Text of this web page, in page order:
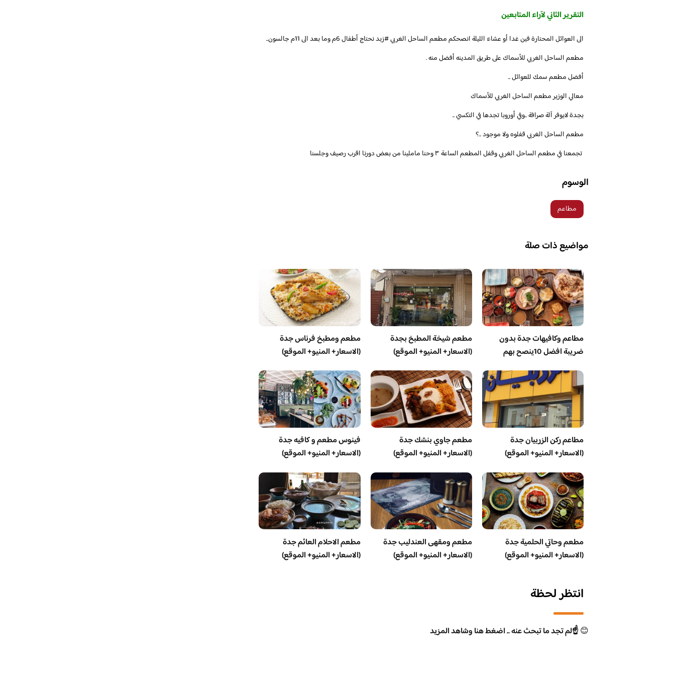
التقرير الثاني لآراء المتابعين
‏الى العوائل المحتارة فين غدا أو عشاء الليلة انصحكم مطعم الساحل الغربي ‎#زبد نحتاج أطفال 6م وما بعد الى 11م جالسون..
أفضل مطعم سمك للعوائل ..
معالي الوزير مطعم الساحل الغربي للأسماك
بجدة لايوفر آلة صرافة ..وفي أوروبا تجدها في التكسي ..
‏مطعم الساحل الغربي قفلوه ولا موجود ..؟
الوسوم
مطاعم
مواضيع ذات صلة
مطاعم وكافيهات جدة بدون
ضريبة افضل 10ينصح بهم
مطعم شيخة المطبخ بجدة
(الاسعار+ المنيو+ الموقع)
مطعم ومطبخ فرناس جدة
(الاسعار+ المنيو+ الموقع)
مطاعم ركن الزربيان جدة
(الاسعار+ المنيو+ الموقع)
مطعم جاوي بنشك جدة
(الاسعار+ المنيو+ الموقع)
فينوس مطعم و كافيه جدة
(الاسعار+ المنيو+ الموقع)
مطعم وحاتي الحلمية جدة
(الاسعار+ المنيو+ الموقع)
مطعم ومقهى العندليب جدة
(الاسعار+ المنيو+ الموقع)
مطعم الاحلام العائم جدة
(الاسعار+ المنيو+ الموقع)
انتظر لحظة
😊☝️لم تجد ما تبحث عنه .. اضغط هنا وشاهد المزيد